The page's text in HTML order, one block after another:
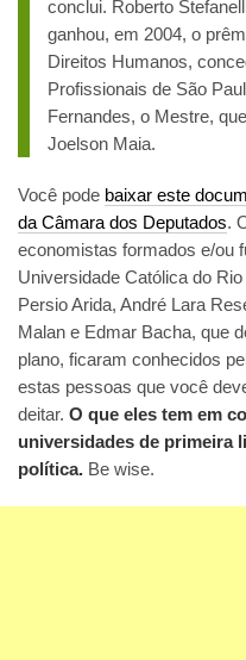
conclui. Roberto
ganhou, em 2004, o
Direitos Humanos,
Profissionais de São
Fernandes, o Mestre,
Joelson Maia.
Você pode baixar este
da Câmara dos Deputados.
economistas formados e/ou
Universidade Católica do
Persio Arida, André Lara
Malan e Edmar Bacha, que
plano, ficaram conhecidos
estas pessoas que você
deitar. O que eles tem em
universidades de primeira
política. Be wise.